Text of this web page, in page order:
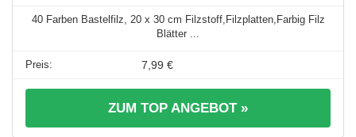
40 Farben Bastelfilz, 20 x 30 cm Filzstoff,Filzplatten,Farbig Filz
Blätter ...
7,99 €
ZUM TOP ANGEBOT »